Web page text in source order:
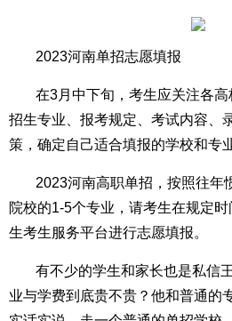
2023河南单招志愿填报
在3月中下旬，考生应关注各
招生专业、报考规定、考试内容、
策，确定自己适合填报的学校和专
2023河南高职单招，按照往年
院校的1-5个专业，请考生在规定
生考生服务平台进行志愿填报。
有不少的学生和家长也是私信
业与学费到底贵不贵？他和普通的